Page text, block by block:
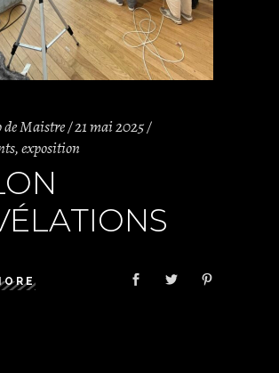
Maistre 21 mai 2025
,exposition